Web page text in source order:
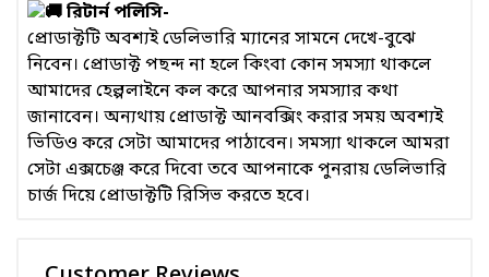
রিটার্ন পলিসি-
প্রোডাক্টটি অবশ্যই ডেলিভারি ম্যানের সামনে দেখে-বুঝে
নিবেন। প্রোডাক্ট পছন্দ না হলে কিংবা কোন সমস্যা থাকলে
আমাদের হেল্পলাইনে কল করে আপনার সমস্যার কথা
জানাবেন। অন্যথায় প্রোডাক্ট আনবক্সিং করার সময় অবশ্যই
ভিডিও করে সেটা আমাদের পাঠাবেন। সমস্যা থাকলে আমরা
সেটা এক্সচেঞ্জ করে দিবো তবে আপনাকে পুনরায় ডেলিভারি
চার্জ দিয়ে প্রোডাক্টটি রিসিভ করতে হবে।